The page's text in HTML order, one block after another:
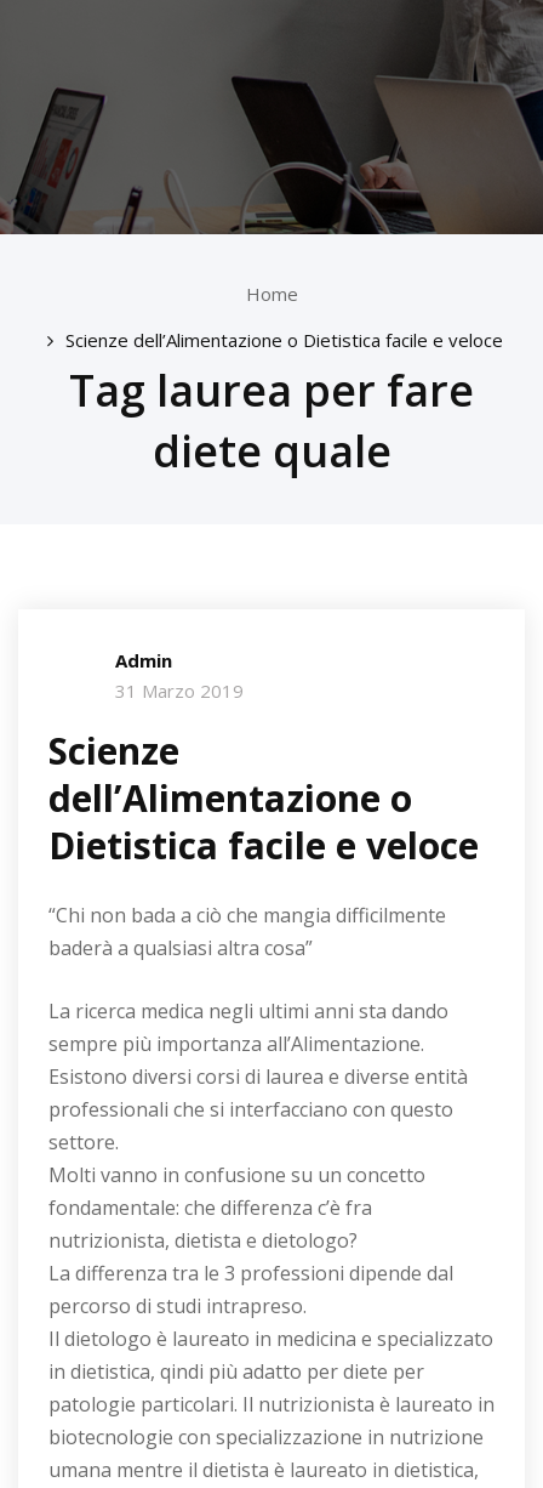
Home
Scienze dell’Alimentazione o Dietistica facile e veloce
Tag laurea per fare
diete quale
Admin
31 Marzo 2019
Scienze
dell’Alimentazione o
Dietistica facile e veloce
“Chi non bada a ciò che mangia difficilmente
baderà a qualsiasi altra cosa”
La ricerca medica negli ultimi anni sta dando
sempre più importanza all’Alimentazione.
Esistono diversi corsi di laurea e diverse entità
professionali che si interfacciano con questo
settore.
Molti vanno in confusione su un concetto
fondamentale: che differenza c’è fra
nutrizionista, dietista e dietologo?
La differenza tra le 3 professioni dipende dal
percorso di studi intrapreso.
Il dietologo è laureato in medicina e specializzato
in dietistica, qindi più adatto per diete per
patologie particolari. Il nutrizionista è laureato in
biotecnologie con specializzazione in nutrizione
umana mentre il dietista è laureato in dietistica,